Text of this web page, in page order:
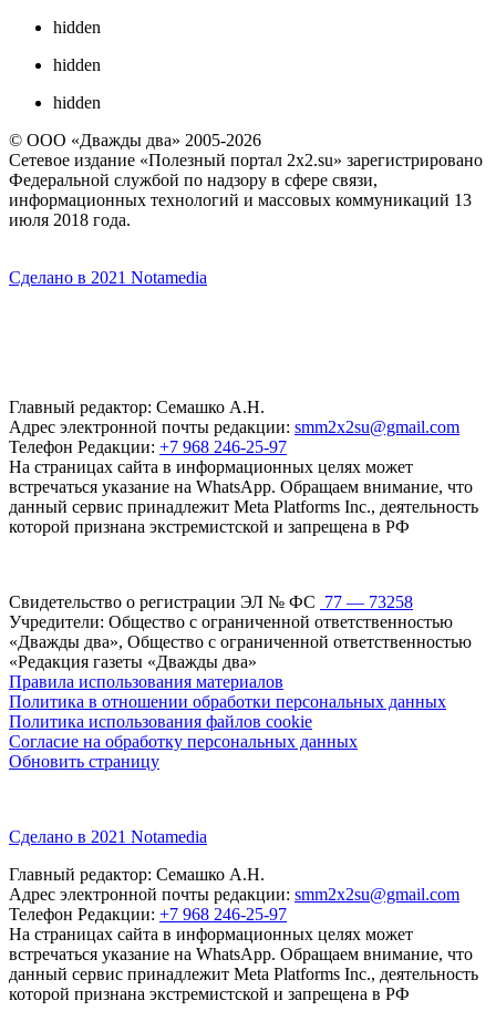
hidden
hidden
hidden
© ООО «Дважды два» 2005-2026
Сетевое издание «Полезный портал 2x2.su» зарегистрировано
Федеральной службой по надзору в сфере связи,
информационных технологий и массовых коммуникаций 13
июля 2018 года.
Сделано в 2021 Notamedia
Главный редактор: Семашко А.Н.
Адрес электронной почты редакции: smm2x2su@gmail.com
Телефон Редакции: +7 968 246-25-97
На страницах сайта в информационных целях может
встречаться указание на WhatsApp. Обращаем внимание, что
данный сервис принадлежит Meta Platforms Inc., деятельность
которой признана экстремистской и запрещена в РФ
Свидетельство о регистрации ЭЛ № ФС 77 — 73258
Учредители: Общество с ограниченной ответственностью
«Дважды два», Общество с ограниченной ответственностью
«Редакция газеты «Дважды два»
Правила использования материалов
Политика в отношении обработки персональных данных
Политика использования файлов cookie
Согласие на обработку персональных данных
Обновить страницу
Сделано в 2021 Notamedia
Главный редактор: Семашко А.Н.
Адрес электронной почты редакции: smm2x2su@gmail.com
Телефон Редакции: +7 968 246-25-97
На страницах сайта в информационных целях может
встречаться указание на WhatsApp. Обращаем внимание, что
данный сервис принадлежит Meta Platforms Inc., деятельность
которой признана экстремистской и запрещена в РФ